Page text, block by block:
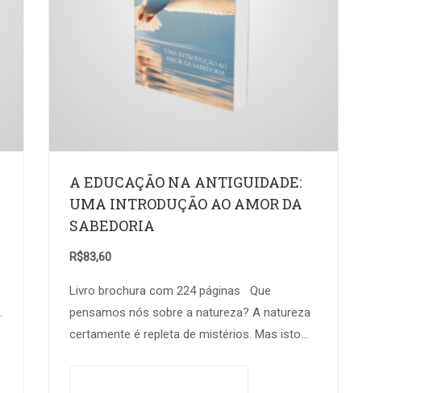
A EDUCAÇÃO NA ANTIGUIDADE:
UMA INTRODUÇÃO AO AMOR DA
SABEDORIA
R$83,60
Livro brochura com 224 páginas Que
pensamos nós sobre a natureza? A natureza
certamente é repleta de mistérios. Mas isto